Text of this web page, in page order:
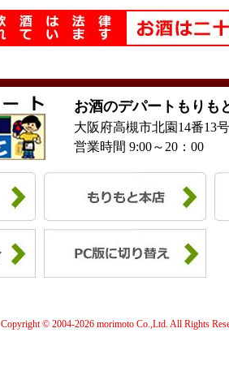
お酒のデパートもりも
大阪府高槻市北園14番13
営業時間 9:00～20：00
Copyright © 2004-2026 morimoto Co.,Ltd. All Rights